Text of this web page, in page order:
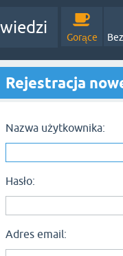
Gorące
Rejestracja
Nazwa użytkownika:
Hasło:
Adres email: